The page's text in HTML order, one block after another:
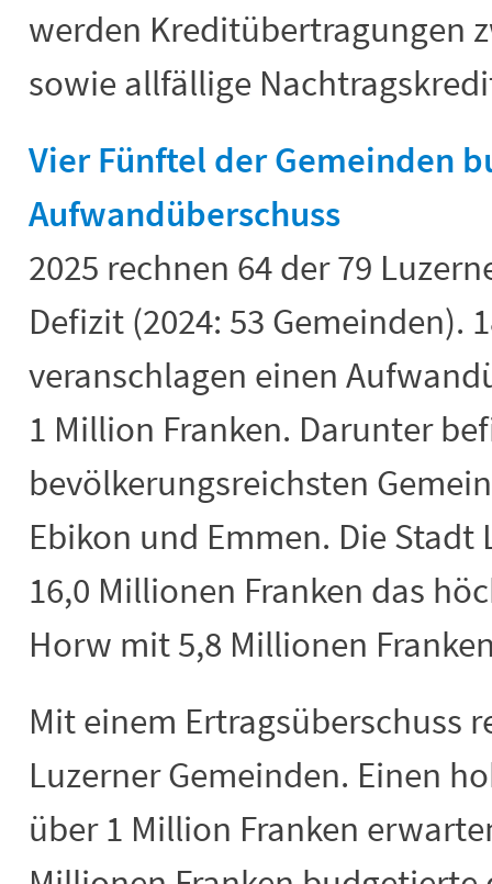
werden Kreditübertragungen
sowie allfällige
Vier Fünftel der Gemeinden
Aufwandüberschuss
2025 rechnen 64 der 79
Defizit (2024: 53 Gemeinden).
veranschlagen einen
1 Million Franken. Darunter
bevölkerungsreichsten
Ebikon und Emmen. Die
16,0 Millionen Franken das
Horw mit 5,8 Millionen
Mit einem Ertragsüberschuss
Luzerner Gemeinden. Einen
über 1 Million Franken